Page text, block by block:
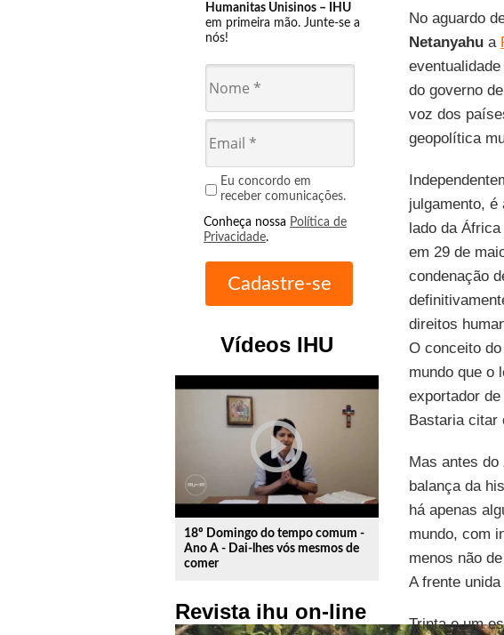
Humanitas Unisinos – IHU
em primeira mão. Junte-se a
nós!
Eu concordo em
receber comunicações.
Conheça nossa Política de
Privacidade.
Vídeos IHU
play_circle_outline
18º Domingo do tempo comum -
Ano A - Dai-lhes vós mesmos de
comer
Revista ihu on-line
No aguardo
Netanyahua
do governo de
voz dos
geopolítica
julgamento, é
lado da
em 29 de
condenação
direitos
O conceito
mundo que o
exportador
Bastaria citar
Mas antes do
balança da
há apenas
mundo, com
menos não
A frente unida
Trinta e um